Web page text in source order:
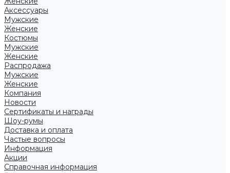
Аксессуары
Мужские
Женские
Костюмы
Мужские
Женские
Распродажа
Мужские
Женские
Компания
Новости
Сертификаты и награды
Шоу-румы
Доставка и оплата
Частые вопросы
Информация
Акции
Справочная информация